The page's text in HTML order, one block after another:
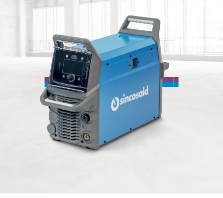
Acconsento al trattamento dei
dati personali
INVIA RICHIESTA